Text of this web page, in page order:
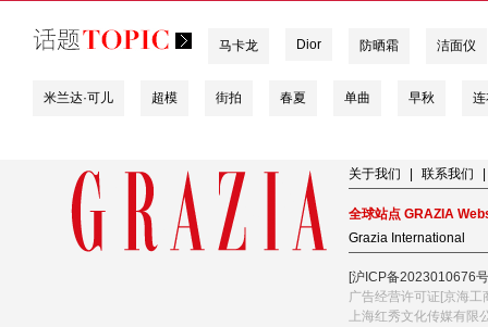
马卡龙 Dior 防晒霜 洁面仪
米兰达·可儿 超模 街拍 春夏 单曲 早秋
关于我们 联系我们
全球站点 GRAZIA
Grazia International
[沪ICP备2023010676
广告经营许可证[京海
上海红秀文化传媒有限